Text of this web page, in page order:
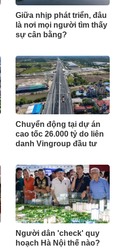
Giữa nhịp phát triển, đâu
là nơi mọi người tìm thấy
sự cân bằng?
Chuyển động tại dự án
cao tốc 26.000 tỷ do liên
danh Vingroup đầu tư
Người dân 'check' quy
hoạch Hà Nội thế nào?